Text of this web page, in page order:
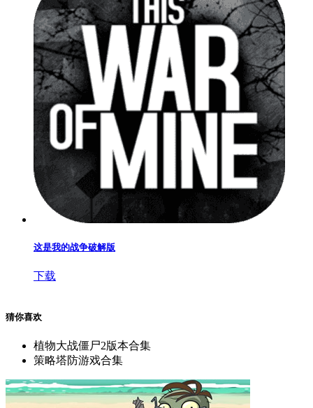
这是我的战争破解版
下载
猜你喜欢
植物大战僵尸2版本合集
策略塔防游戏合集